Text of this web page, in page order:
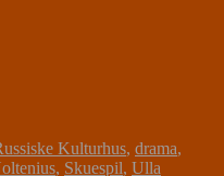
Kulturhus, drama,
, Skuespil, Ulla